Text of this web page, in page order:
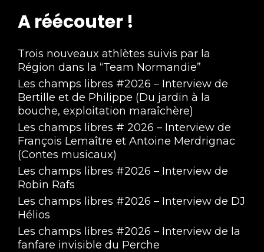
A réécouter !
Trois nouveaux athlètes suivis par la
Région dans la “Team Normandie”
Les champs libres #2026 – Interview de
Bertille et de Philippe (Du jardin à la
bouche, exploitation maraîchère)
Les champs libres # 2026 – Interview de
François Lemaître et Antoine Merdrignac
(Contes musicaux)
Les champs libres #2026 – Interview de
Robin Rafs
Les champs libres #2026 – Interview de DJ
Hélios
Les champs libres #2026 – Interview de la
fanfare invisible du Perche